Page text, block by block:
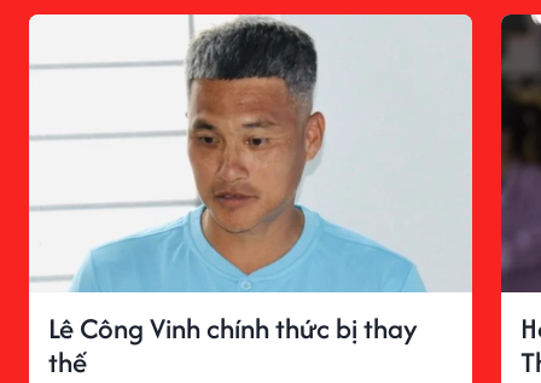
Lê Công Vinh chính thức bị thay
thế